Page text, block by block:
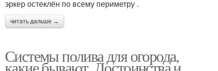
эркер остеклён по всему периметру .
читать дальше →
Системы полива для огорода,